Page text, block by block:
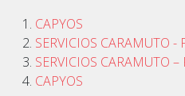
CAPYOS
SERVICIOS CARAMUTO -
SERVICIOS CARAMUTO –
CAPYOS